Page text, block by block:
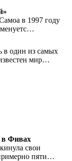
в 1997 году
в один из самых
мир…
в Фивах
свои
пяти…